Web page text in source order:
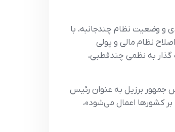
وضعیت نظام چندجانبه، با
نظام مالی و پولی
به نظمی چندقطبی،
جمهور برزیل به عنوان رئیس
بر کشورها اعمال می‌شود»،